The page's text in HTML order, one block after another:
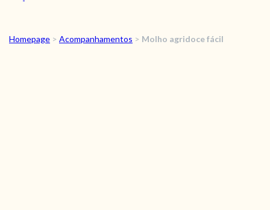
RECEITAS
Homepage > Acompanhamentos > Molho agridoce fácil